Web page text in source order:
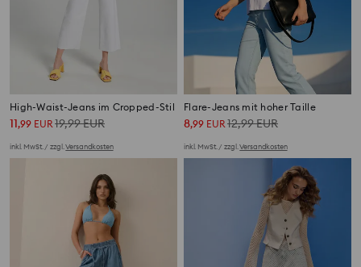
High-Waist-Jeans im Cropped-Stil
11,99 EUR19,99EUR
inkl. MwSt. / zzgl.Versandkosten
Flare-Jeans mit hoher Taille
8,99 EUR12,99EUR
inkl. MwSt. / zzgl.Versandkosten